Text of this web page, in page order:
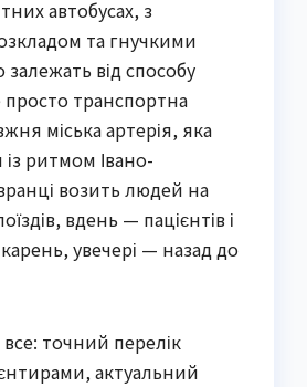
автобусах, з
та гнучкими
від способу
транспортна
міська артерія, яка
із ритмом Івано-
возить людей на
вдень — пацієнтів і
увечері — назад до
все: точний перелік
актуальний